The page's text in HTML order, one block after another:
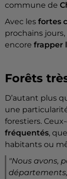
commune de
Avec les fortes
prochains
encore frapper
Forêts
D’autant plus
une
forestiers.
fréquentés,
habitants ou
"Nous avons,
départements,